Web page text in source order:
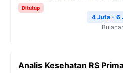
Ditutup
4 Juta - 6
Analis Kesehatan RS